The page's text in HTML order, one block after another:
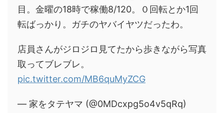
目。金曜の18時で稼働8/120。０回転とか1回
転ばっかり。ガチのヤバイヤツだったわ。
店員さんがジロジロ見てたから歩きながら写真
取ってブレブレ。
pic.twitter.com/MB6quMyZCG
— 家をタテヤマ (@0MDcxpg5o4v5qRq)